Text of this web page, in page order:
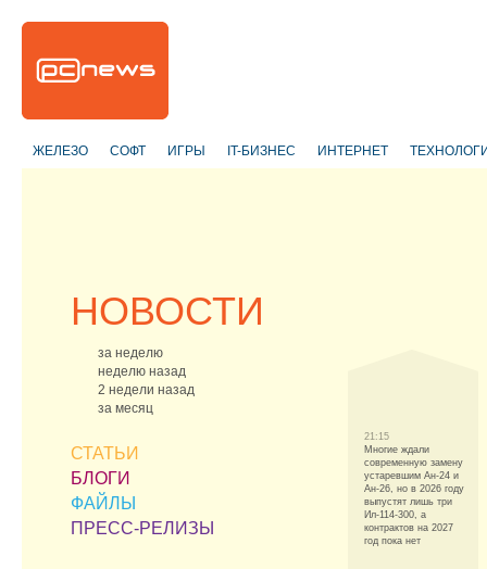
ЖЕЛЕЗО СОФТ ИГРЫ IT-БИЗНЕС ИНТЕРНЕТ
НОВОСТИ
за неделю
неделю назад
2 недели назад
за месяц
СТАТЬИ
БЛОГИ
ФАЙЛЫ
ПРЕСС-РЕЛИЗЫ
21:15
Многие ждали
современную замену
устаревшим Ан-24 и
Ан-26, но в 2026 году
выпустят лишь три
Ил-114-300, а
контрактов на 2027
год пока нет